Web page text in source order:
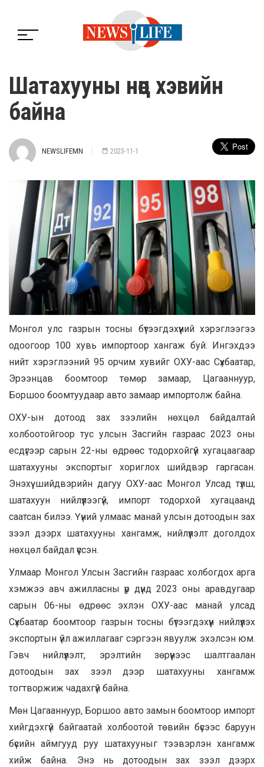
Шатахууны нөөц хэвийн
байна
NEWSLIFEMN 2023-11-1
Монгол улс газрын тосны бүтээгдэхүүний хэрэглээгээ
одоогоор 100 хувь импортоор хангаж буй. Ингэхдээ
нийт хэрэглээний 95 орчим хувийг ОХУ-аас Сүхбаатар,
Эрээнцав боомтоор төмөр замаар, Цагааннуур,
Боршоо боомтуудаар авто замаар импортолж байна.
ОХУ-ын дотоод зах зээлийн нөхцөл байдалтай
холбоотойгоор тус улсын Засгийн газраас 2023 оны
есдүгээр сарын 22-ны өдрөөс тодорхойгүй хугацаагаар
шатахууны экспортыг хориглох шийдвэр гаргасан.
Энэхүү шийдвэрийн дагуу ОХУ-аас Монгол Улсад түлш,
шатахуун нийлүүлээгүй, импорт тодорхой хугацаанд
саатсан билээ. Үүний улмаас манай улсын дотоодын зах
зээл дээрх шатахууны хангамж, нийлүүлэлт доголдох
нөхцөл байдал үүссэн.
Улмаар Монгол Улсын Засгийн газраас холбогдох арга
хэмжээ авч ажилласны үр дүнд 2023 оны аравдугаар
сарын 06-ны өдрөөс эхлэн ОХУ-аас манай улсад
Сүхбаатар боомтоор газрын тосны бүтээгдэхүүн нийлүүлэх
экспортын үйл ажиллагааг сэргээн явуулж эхэлсэн юм.
Гэвч нийлүүлэлт, эрэлтийн зөрүүнээс шалтгаалан
дотоодын зах зээл дээр шатахууны хангамж
тогтворжиж чадахгүй байна.
Мөн Цагааннуур, Боршоо авто замын боомтоор импорт
хийгдэхгүй байгаатай холбоотой төвийн бүсээс баруун
бүсийн аймгууд руу шатахууныг тээвэрлэн хангамж
хийж байна. Энэ нь дотоодын зах зээл дээрх